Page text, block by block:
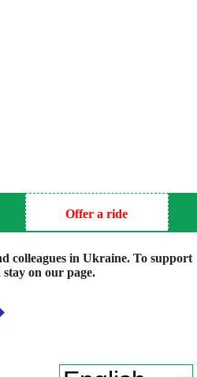
Offer a ride
colleagues in Ukraine. To support
on our page.